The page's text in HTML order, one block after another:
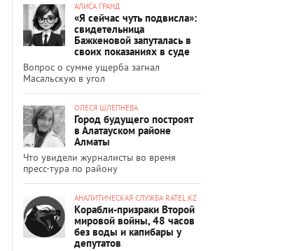
АЛИСА ГРАНД
«Я сейчас чуть подвисла»:
свидетельница
Бажкеновой запуталась в
своих показаниях в суде
Вопрос о сумме ущерба загнал
Масальскую в угол
ОЛЕСЯ ШЛЕПНЕВА
Город будущего построят
в Алатауском районе
Алматы
Что увидели журналисты во время
пресс-тура по району
АНАЛИТИЧЕСКАЯ СЛУЖБА RATEL.KZ
Корабли-призраки Второй
мировой войны, 48 часов
без воды и капибары у
депутатов